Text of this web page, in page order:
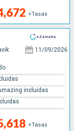
+Tasas
11/09/2026
+Tasas
incluidas